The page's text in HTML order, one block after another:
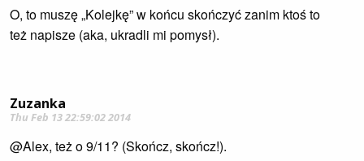
O, to muszę „Kolejkę” w końcu skończyć zanim ktoś to
też napisze (aka, ukradli mi pomysł).
Zuzanka
Thu Feb 13 22:59:02 2014
@Alex, też o 9/11? (Skończ, skończ!).